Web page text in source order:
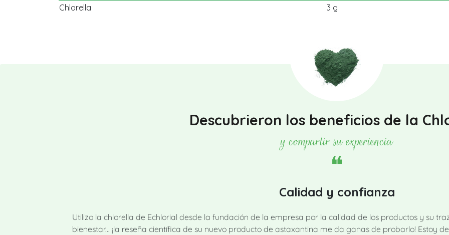
Chlorella
3 g
Descubrieron los beneficios de la
y compartir su experiencia
Calidad y confianza
Utilizo la chlorella de Echlorial desde la fundación de la empresa por la calidad de los productos y su
bienestar... ¡la reseña científica de su nuevo producto de astaxantina me da ganas de probarlo! Estoy